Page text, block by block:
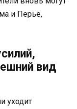
и Перье,
вид
уходит